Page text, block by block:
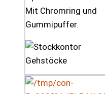
Mit Chromring und
Gummipuffer.